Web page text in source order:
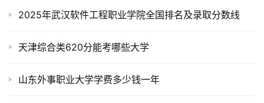
2025年武汉软件工程职业学院全国排名及录取分数线
天津综合类620分能考哪些大学
山东外事职业大学学费多少钱一年